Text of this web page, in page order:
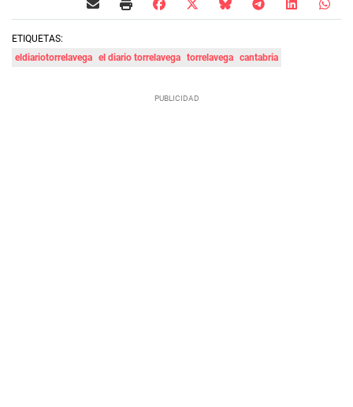
ETIQUETAS:
eldiariotorrelavega el diario torrelavega torrelavega cantabria